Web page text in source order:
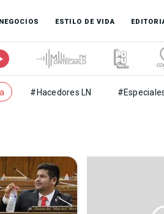
NEGOCIOS ESTILO DE VIDA
#Hacedores LN